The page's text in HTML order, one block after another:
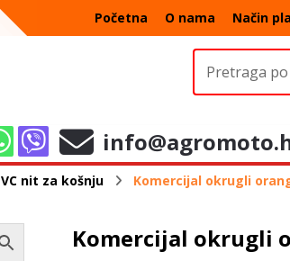
Početna O nama Način
nit za košnju Komercijal okrugli
Komercijal okrugli